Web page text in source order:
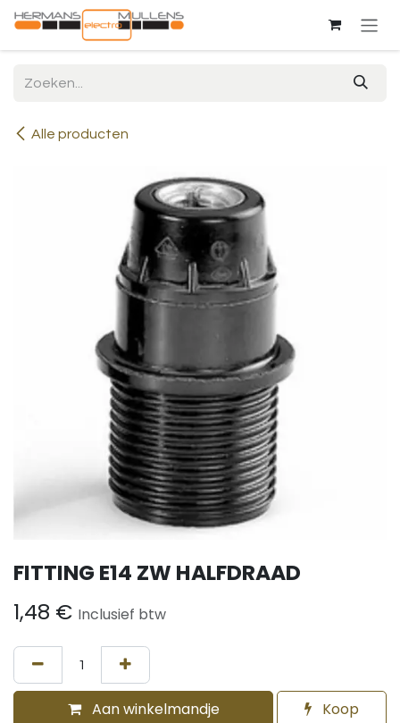
Overslaan naar inhoud
Alle producten
FITTING E14 ZW HALFDRAAD
1,48 € Inclusief btw
Aan winkelmandje
Koop